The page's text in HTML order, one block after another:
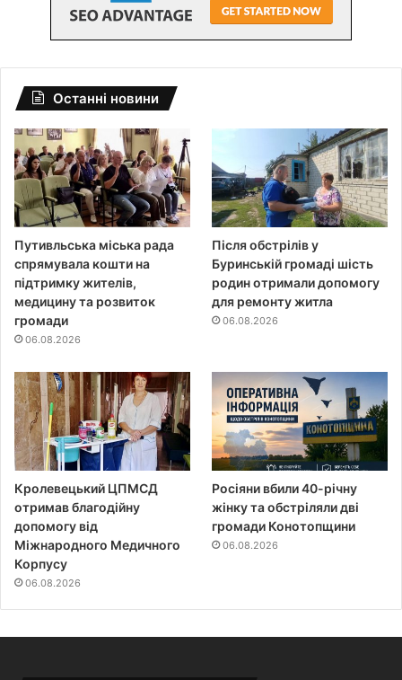
Останні новини
Путивльська міська рада
спрямувала кошти на
підтримку жителів,
медицину та розвиток
громади
06.08.2026
Після обстрілів у
Буринській громаді шість
родин отримали допомогу
для ремонту житла
06.08.2026
Кролевецький ЦПМСД
отримав благодійну
допомогу від
Міжнародного Медичного
Корпусу
06.08.2026
Росіяни вбили 40-річну
жінку та обстріляли дві
громади Конотопщини
06.08.2026